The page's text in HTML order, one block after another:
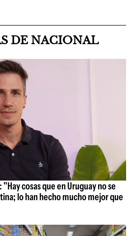
DE NACIONAL
cosas que en Uruguay no se
lo han hecho mucho mejor que